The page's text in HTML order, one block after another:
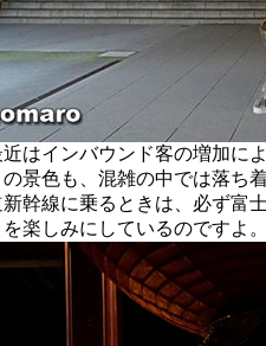
はインバウンド客の増加に
景色も、混雑の中では落ち
新幹線に乗るときは、必ず富
楽しみにしているのですよ